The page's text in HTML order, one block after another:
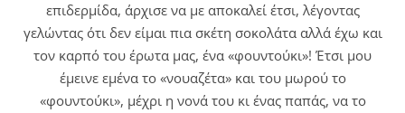
επιδερμίδα, άρχισε να με αποκαλεί έτσι, λέγοντας
γελώντας ότι δεν είμαι πια σκέτη σοκολάτα αλλά έχω και
τον καρπό του έρωτα μας, ένα «φουντούκι»! Έτσι μου
έμεινε εμένα το «νουαζέτα» και του μωρού το
«φουντούκι», μέχρι η νονά του κι ένας παπάς, να το